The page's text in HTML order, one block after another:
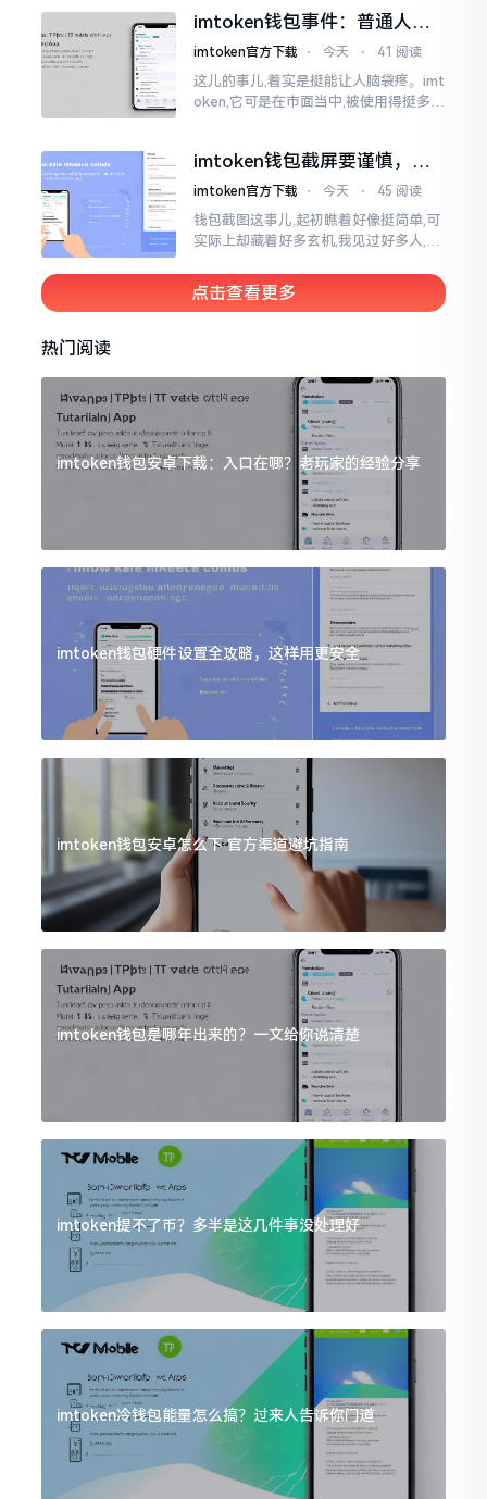
急得连连跺脚。实际上讲
imtoken钱包事件：普通人该
咋办？
imtoken官方下载 ⋅ 今天 ⋅ 41 阅读
这儿的事儿,着实是挺能让人脑袋疼。imt
oken,它可是在市面当中,被使用得挺多的
imtoken钱包截屏要谨慎，别
把隐私当儿戏
imtoken官方下载 ⋅ 今天 ⋅ 45 阅读
钱包截图这事儿,起初瞧着好像挺简单,可
实际上却藏着好多玄机,我见过好多人,总
者群聊里,结果账号被盗,资产也没了,要晓
得
点击查看更多
热门阅读
imtoken钱包安卓下载：入口在哪？老玩家的经验分享
imtoken钱包硬件设置全攻略，这样用更安全
imtoken钱包安卓怎么下 官方渠道避坑指南
imtoken钱包是哪年出来的？一文给你说清楚
imtoken提不了币？多半是这几件事没处理好
imtoken冷钱包能量怎么搞？过来人告诉你门道